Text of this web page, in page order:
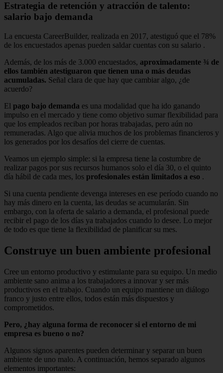
Estrategia de retención y atracción de talento:
salario bajo demanda
La encuesta CareerBuilder, realizada en 2017, atestiguó que el 78%
de los encuestados apenas pueden saldar cuentas con su salario .
Además, de los más de 3.000 encuestados, aproximadamente ¾ de
ellos también atestiguaron que tienen una o más deudas
acumuladas. Señal clara de que hay que cambiar algo, ¿de
acuerdo?
El pago bajo demanda es una modalidad que ha ido ganando
impulso en el mercado y tiene como objetivo sumar flexibilidad para
que los empleados reciban por horas trabajadas, pero aún no
remuneradas. Algo que alivia muchos de los problemas financieros y
los generados por los desafíos del cierre de cuentas.
Veamos un ejemplo simple: si la empresa tiene la costumbre de
realizar pagos por sus recursos humanos solo el día 30, o el quinto
día hábil de cada mes, los profesionales están limitados a eso .
Si una cuenta pendiente devenga intereses en ese período cuando no
hay más dinero en la cuenta, las deudas se acumularán. Sin
embargo, con la oferta de salario a demanda, el profesional puede
recibir el pago de los días ya trabajados cuando lo desee. Lo mejor
de todo es que tiene la flexibilidad de planificar su mes.
Construye un buen ambiente profesional
Cree un entorno productivo y estimulante para su equipo. Un medio
ambiente sano anima a los trabajadores a innovar y ser más
productivos en el trabajo. Cuando un equipo mantiene un diálogo
franco y justo entre ellos, todos están más dispuestos y
comprometidos.
Pero, ¿hay alguna forma de reconocer si el entorno de mi
empresa es bueno o no?
Algunos signos aparentes pueden determinar y separar un buen
ambiente de uno malo. A continuación, hemos separado algunos
elementos importantes: